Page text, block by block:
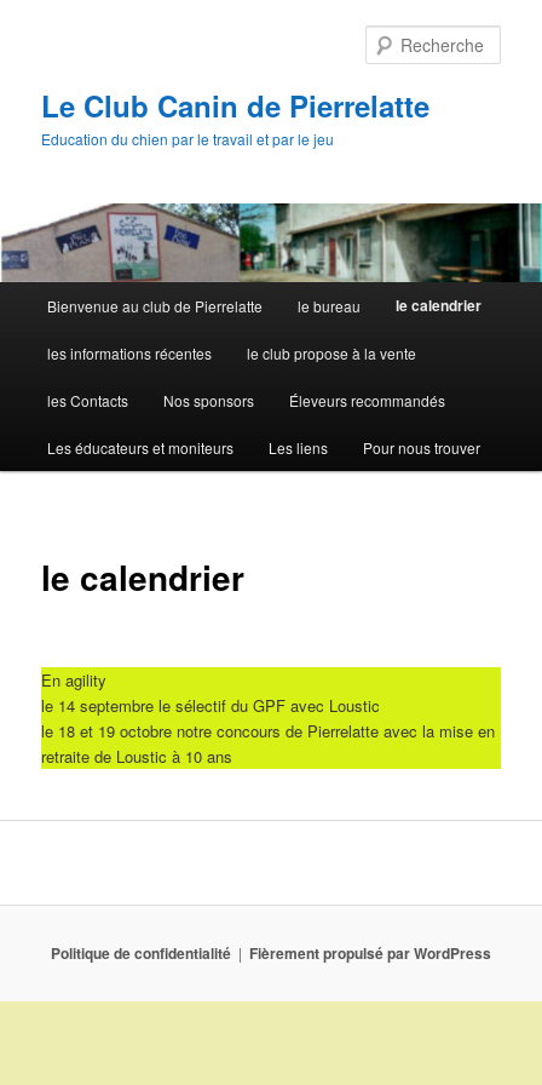
Le Club Canin de Pierrelatte
Education du chien par le travail et par le jeu
Bienvenue au club de Pierrelatte le bureau le calendrier
les informations récentes le club propose à la vente
les Contacts Nos sponsors Éleveurs recommandés
Les éducateurs et moniteurs Les liens Pour nous trouver
le calendrier
En agility
le 14 septembre le sélectif du GPF avec Loustic
le 18 et 19 octobre notre concours de Pierrelatte avec la mise en
retraite de Loustic à 10 ans
Politique de confidentialité Fièrement propulsé par WordPress